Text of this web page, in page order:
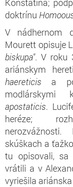
Konštatína;
doktrínu
V nádhernom
Mourett opisuje
biskupa". V roku
ariánskym
haereticis a
apostaticis.
heréze;
skúškach a
tu opisovali, sa
vrátili a v
vyriešila